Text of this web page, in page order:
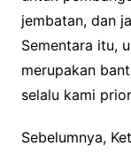
jembatan, dan
Sementara itu,
merupakan
selalu kami
Sebelumnya,